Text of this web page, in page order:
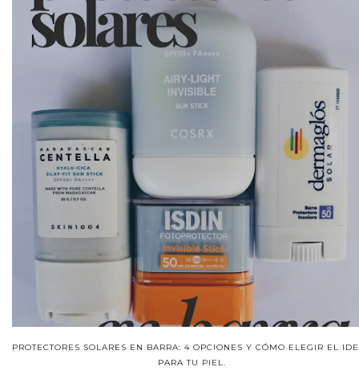
PROTECTORES SOLARES EN BARRA: 4 OPCIONES Y CÓMO ELEGIR EL
PARA TU PIEL.